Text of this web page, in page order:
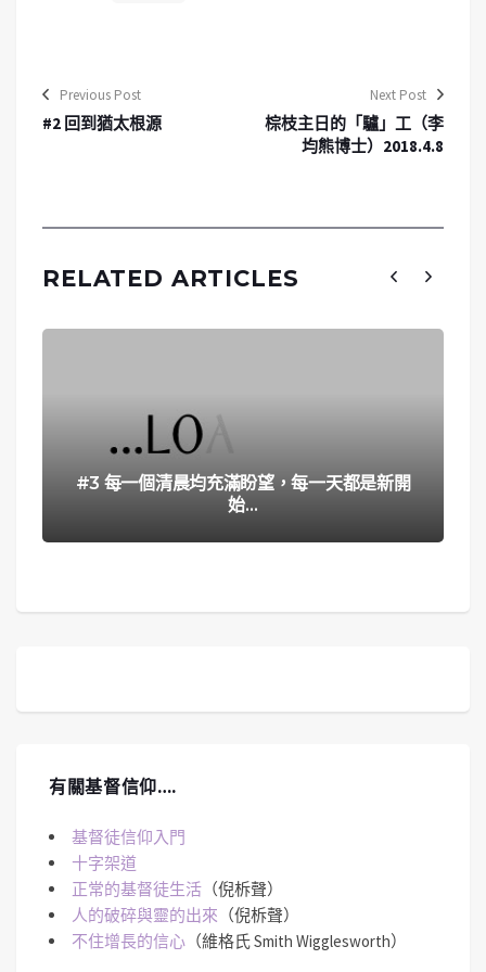
Previous Post
#2 回到猶太根源
Next Post
棕枝主日的「驢」工（李
均熊博士）2018.4.8
RELATED ARTICLES
#3 每一個清晨均充滿盼望，每一天都是新開
始…
有關基督信仰….
基督徒信仰入門
十字架道
正常的基督徒生活 （倪柝聲）
人的破碎與靈的出來 （倪柝聲）
不住增長的信心 （維格氏 Smith Wigglesworth）